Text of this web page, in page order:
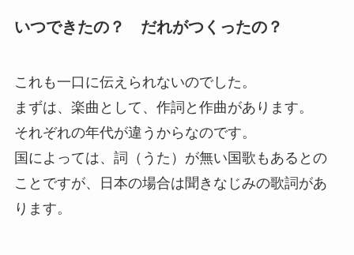
いつできたの？ だれがつくったの？
これも一口に伝えられないのでした。
まずは、楽曲として、作詞と作曲があります。
それぞれの年代が違うからなのです。
国によっては、詞（うた）が無い国歌もあるとの
ことですが、日本の場合は聞きなじみの歌詞があ
ります。